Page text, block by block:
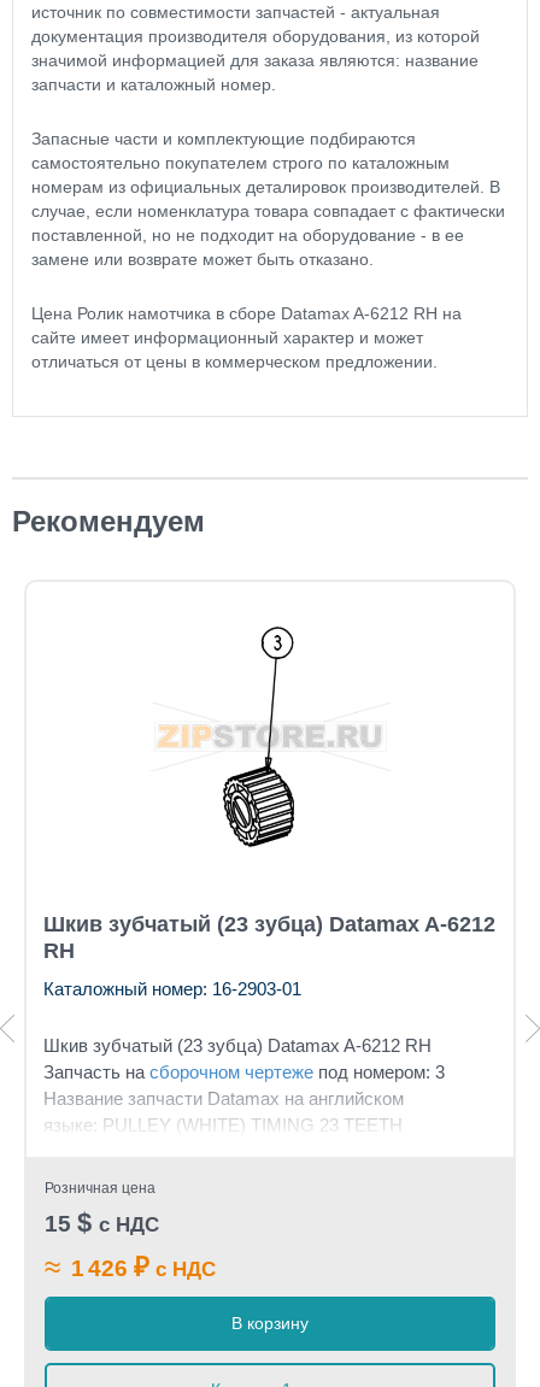
источник по совместимости запчастей - актуальная
документация производителя оборудования, из которой
значимой информацией для заказа являются: название
запчасти и каталожный номер.
Запасные части и комплектующие подбираются
самостоятельно покупателем строго по каталожным
номерам из официальных деталировок производителей. В
случае, если номенклатура товара совпадает с фактически
поставленной, но не подходит на оборудование - в ее
замене или возврате может быть отказано.
Цена Ролик намотчика в сборе Datamax A-6212 RH на
сайте имеет информационный характер и может
отличаться от цены в коммерческом предложении.
Рекомендуем
Шкив зубчатый (23 зубца) Datamax A-6212
RH
Каталожный номер: 16-2903-01
Шкив зубчатый (23 зубца) Datamax A-6212 RH
Запчасть на сборочном чертеже под номером: 3
Название запчасти Datamax на английском
языке: PULLEY (WHITE) TIMING 23 TEETH
Розничная цена
15 $ с НДС
≈ 1 426 ₽ с НДС
В корзину